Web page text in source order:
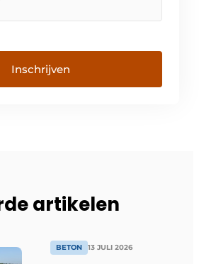
Inschrijven
artikelen
BETON 13 JULI 2026